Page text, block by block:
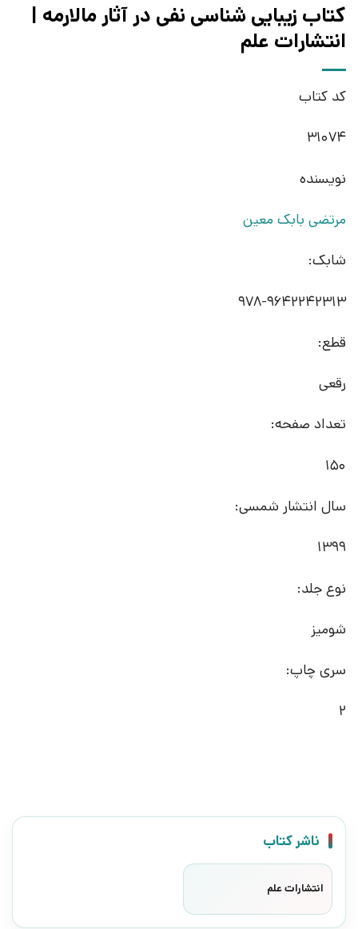
کتاب زیبایی شناسی نفی در آثار مالارمه |
انتشارات علم
کد کتاب
31074
نویسنده
مرتضی بابک معین
شابک:
978-9642242313
قطع:
رقعی
تعداد صفحه:
150
سال انتشار شمسی:
1399
نوع جلد:
شومیز
سری چاپ:
2
ناشر کتاب
انتشارات علم